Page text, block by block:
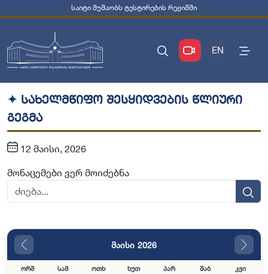
საიტი მუშაობს ტესტირების რეჟიმში
EN
✦ სახელმწიფო შესყიდვების წლიური
გეგმა
12 მაისი, 2026
მონაცემები ვერ მოიძებნა
მაისი 2026
ორშ სამ ოთხ ხუთ პარ შაბ კვი